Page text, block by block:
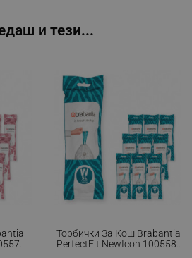
и тези...
Торбички За Кош Brabantia
PerfectFit NewIcon 1005580,